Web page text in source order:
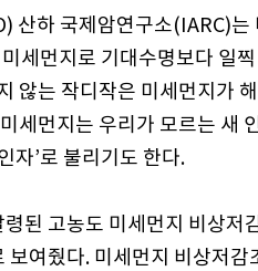
산하 국제암연구소(IARC)는
세먼지로 기대수명보다 일
않는 작디작은 미세먼지가
세먼지는 우리가 모르는 새
자’로 불리기도 한다.
된 고농도 미세먼지 비상저
보여줬다. 미세먼지 비상저